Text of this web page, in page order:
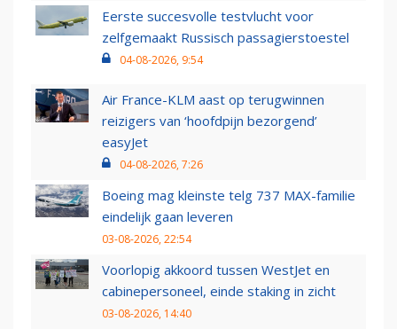
Eerste succesvolle testvlucht voor
zelfgemaakt Russisch passagierstoestel
04-08-2026, 9:54
Air France-KLM aast op terugwinnen
reizigers van ‘hoofdpijn bezorgend’
easyJet
04-08-2026, 7:26
Boeing mag kleinste telg 737 MAX-familie
eindelijk gaan leveren
03-08-2026, 22:54
Voorlopig akkoord tussen WestJet en
cabinepersoneel, einde staking in zicht
03-08-2026, 14:40